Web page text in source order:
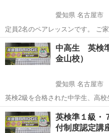
愛知県 名古屋市
定員2名のペアレッスンです。 ご
ご受講いただけます♪ 「たくさん
したい！」という方にお勧めです。 レッスン内容は、ご希望に沿
完全オーダーメイドで行います！
愛知 名古屋市 英検
中高生 英検
金山校）
愛知県 名古屋市
英検2級を合格された中学生、高
を目指してみませんか？ 中高生のための英検準1級対策講座が開講
中！ 大人でも難しいと言われる英検準1級の取得を、記憶力のよい中
高生のうちに目指しましょう！
愛知 名古屋市 英検
英検準１級・
付制度認定